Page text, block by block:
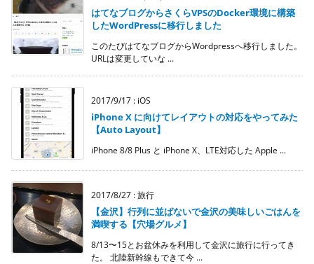
はてなブログからさくらVPSのDocker環境に構築
したWordPressに移行しました
このたびはてなブログからWordpressへ移行しました。
URLは変更していな ...
2017/9/17 : iOS
iPhone X に向けてレイアウトの対応をやってみた
【Auto Layout】
iPhone 8/8 Plus と iPhone X、LTE対応した Apple ...
2017/8/27 :旅行
【金沢】行列に並ばないで金沢の美味しいごはんを
満喫する【穴場グルメ】
8/13〜15とお盆休みを利用して金沢に旅行に行ってき
た。 北陸新幹線もできて今 ...